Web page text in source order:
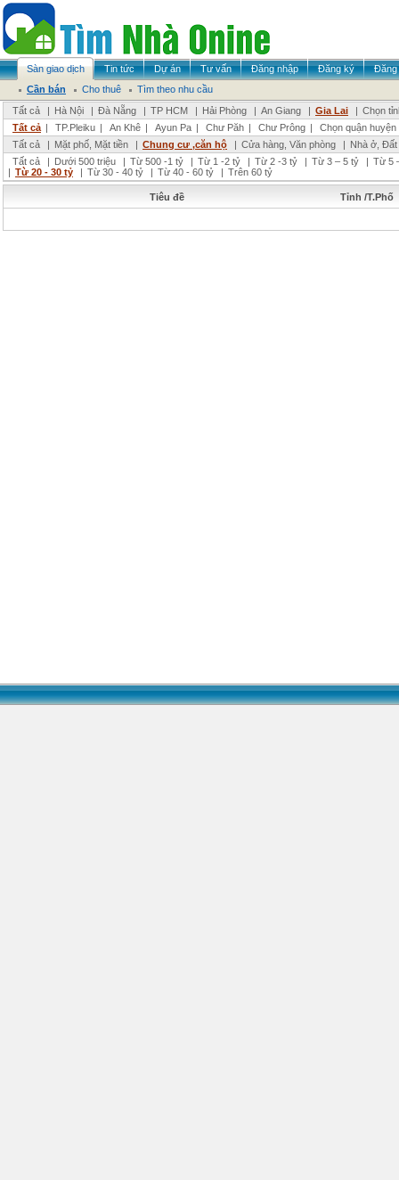
Sàn giao dịch Tin tức Dự án Tư vấn Đăng nhập Đăng ký
Đăng
Cần bán
Cho thuê
Tìm theo nhu cầu
Tất cả
| Hà Nội | Đà Nẵng | TP HCM | Hải Phòng | An Giang | Gia Lai | Chọn
Tất cả | TP.Pleiku | An Khê | Ayun Pa | Chư Păh | Chư Prông |
Chọn quận huyện
Tất cả
| Mặt phố, Mặt tiền | Chung cư ,căn hộ | Cửa hàng, Văn phòng | Nhà ở,
Tất cả
| Dưới 500 triệu | Từ 500 -1 tỷ | Từ 1 -2 tỷ | Từ 2 -3 tỷ | Từ 3 – 5 tỷ | Từ 5
| Từ 20 - 30 tỷ | Từ 30 - 40 tỷ | Từ 40 - 60 tỷ | Trên 60 tỷ
Tiêu đề Tỉnh /T.Phố